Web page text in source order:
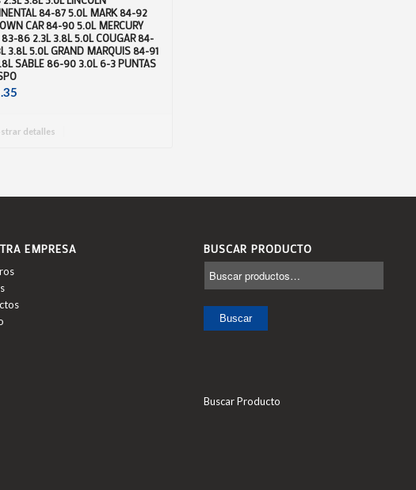
84-87 5.0L MARK 84-92
CAR 84-90 5.0L MERCURY
83-86 2.3L 3.8L 5.0L COUGAR 84-
3.8L 5.0L GRAND MARQUIS 84-91
SABLE 86-90 3.0L 6-3 PUNTAS
detalles
EMPRESA BUSCAR PRODUCTO
Buscar
Buscar Producto